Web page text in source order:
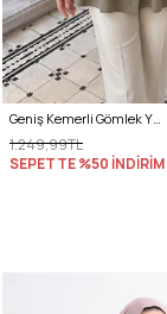
Geniş Kemerli Gömlek Y0134 - AÇIK HAKİ
1.249,99TL
SEPETTE %50 İNDİRİM